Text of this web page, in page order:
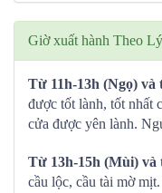
Giờ xuất hành Theo
Từ 11h-13h (Ngọ) và
được tốt lành, tốt nhất
cửa được yên lành.
Từ 13h-15h (Mùi) và
cầu lộc, cầu tài mờ